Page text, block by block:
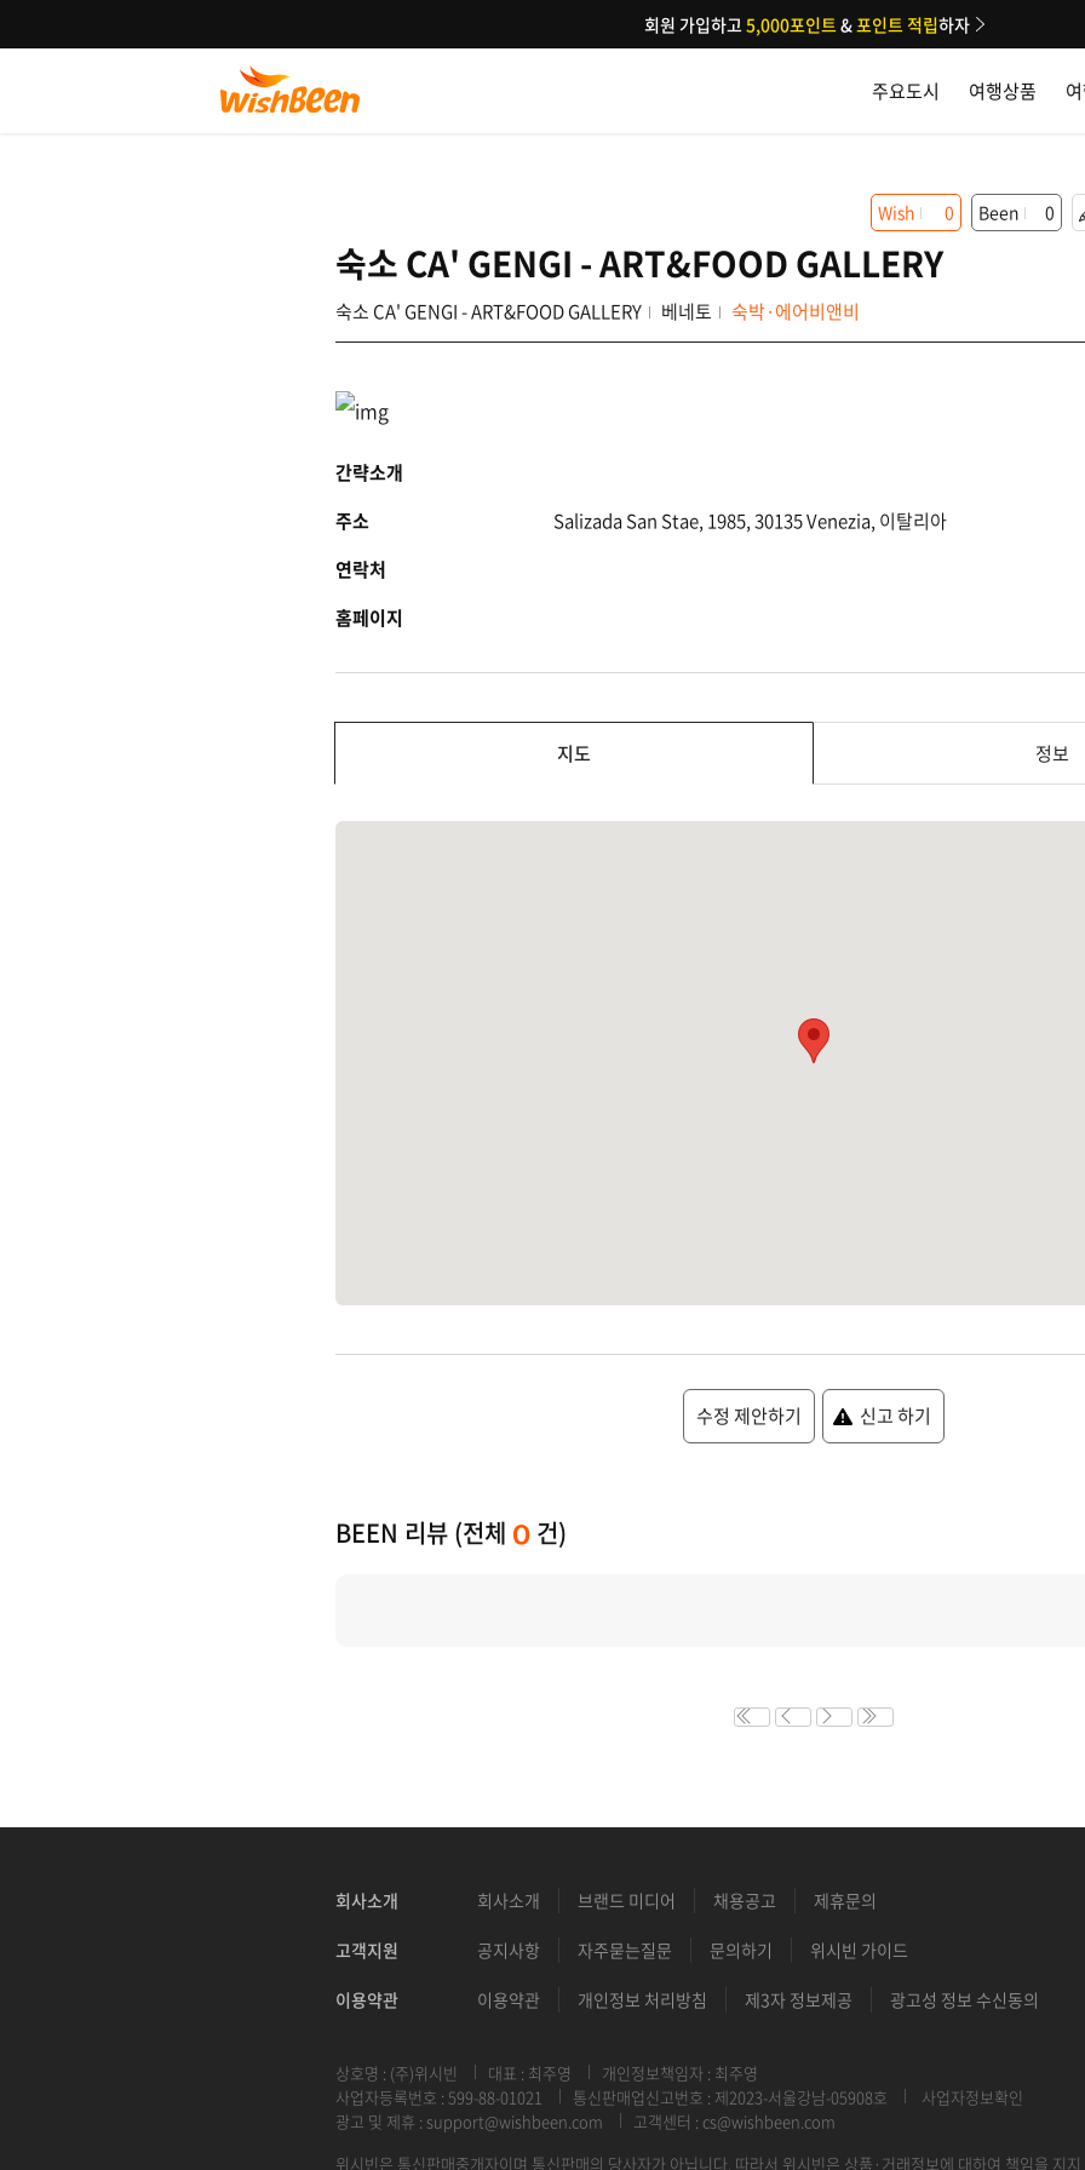
주요도시 여행상품
회원 가입하고5,000포인트&포인트 적립하자
숙소 CA' GENGI - ART&FOOD GALLERY
숙소 CA' GENGI - ART&FOOD GALLERY 베네토 숙박·에어비앤비
Wish 0 Been 0
간략소개
주소
Salizada San Stae, 1985, 30135 Venezia, 이탈리아
연락처
홈페이지
지도 정보
수정 제안하기 신고 하기
BEEN 리뷰 (전체 0 건)
회사소개 회사소개 브랜드 미디어 채용공고 제휴문의
고객지원 공지사항 자주묻는질문 문의하기 위시빈 가이드
이용약관 이용약관 개인정보 처리방침 제3자 정보제공 광고성 정보 수신동의
상호명 : (주)위시빈 대표 : 최주영
개인정보책임자 : 최주영
사업자등록번호 : 599-88-01021
통신판매업신고번호 : 제2023-서울강남-05908호
사업자정보확인
광고 및 제휴 : support@wishbeen.com
고객센터 : cs@wishbeen.com
위시빈은 통신판매중개자이며 통신판매의 당사자가 아닙니다. 따라서 위시빈은 상품·거래정보에 대하여 책임을 지